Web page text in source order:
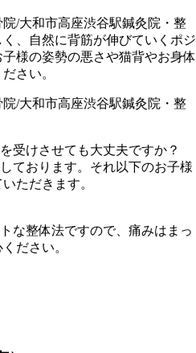
/大和市高座渋谷駅鍼灸院・整
、自然に背筋が伸びていくポジ
様の姿勢の悪さや猫背やお身体
さい。
/大和市高座渋谷駅鍼灸院・整
受けさせても大丈夫ですか？
ております。それ以下のお子様
ただきます。
な整体法ですので、痛みはまっ
ださい。